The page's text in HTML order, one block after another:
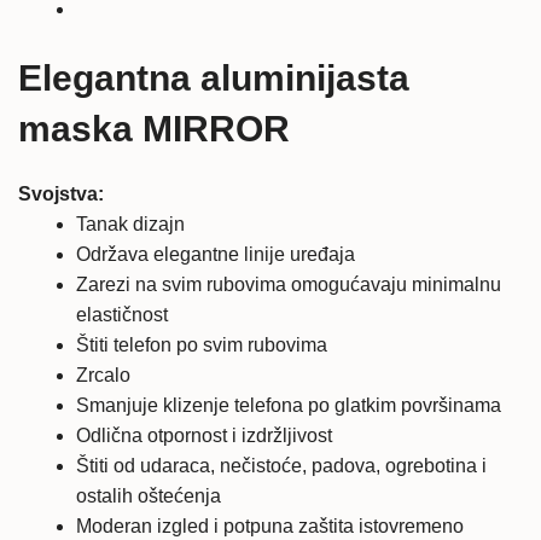
Elegantna aluminijasta
maska MIRROR
Svojstva:
Tanak dizajn
Održava elegantne linije uređaja
Zarezi na svim rubovima omogućavaju minimalnu
elastičnost
Štiti telefon po svim rubovima
Zrcalo
Smanjuje klizenje telefona po glatkim površinama
Odlična otpornost i izdržljivost
Štiti od udaraca, nečistoće, padova, ogrebotina i
ostalih oštećenja
Moderan izgled i potpuna zaštita istovremeno